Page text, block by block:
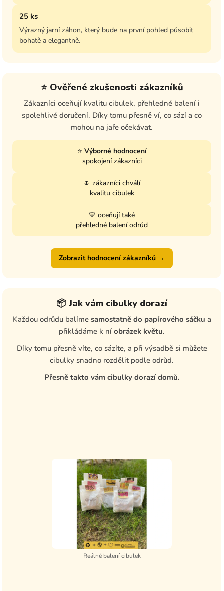
25 ks
Výrazný jarní záhon, který bude na první pohled působit
bohatě a elegantně.
⭐ Ověřené zkušenosti zákazníků
Zákazníci oceňují kvalitu cibulek, přehledné balení i
spolehlivé doručení. Díky tomu přesně ví, co sází a co
mohou na jaře očekávat.
⭐ Výborné hodnocení
spokojení zákazníci
🌷 zákazníci chválí
kvalitu cibulek
💛 oceňují také
přehledné balení odrůd
Zobrazit hodnocení zákazníků →
📦 Jak vám cibulky dorazí
Každou odrůdu balíme samostatně do papírového sáčku a
přikládáme k ní obrázek květu.
Díky tomu přesně víte, co sázíte, a při výsadbě si můžete
cibulky snadno rozdělit podle odrůd.
Přesně takto vám cibulky dorazí domů.
Reálné balení cibulek